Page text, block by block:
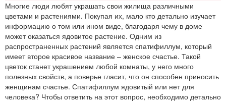
Многие люди любят украшать свои жилища различными
цветами и растениями. Покупая их, мало кто детально изучает
информацию о том или ином виде, благодаря чему в доме
может оказаться ядовитое растение. Одним из
распространенных растений является спатифиллум, который
имеет второе красивое название – женское счастье. Такой
цветок станет украшением любой комнаты, у него много
полезных свойств, а поверье гласит, что он способен приносить
женщинам счастье. Спатифиллум ядовитый или нет для
человека? Чтобы ответить на этот вопрос, необходимо детально